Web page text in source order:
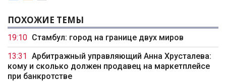
ПОХОЖИЕ ТЕМЫ
19:10 Стамбул: город на границе двух миров
13:31
Арбитражный управляющий Анна Хрусталева:
кому и сколько должен продавец на маркетплейсе
при банкротстве